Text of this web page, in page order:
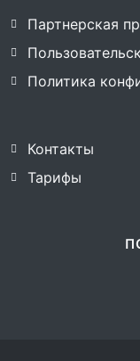
Партнерская
Политика
Контакты
Тарифы